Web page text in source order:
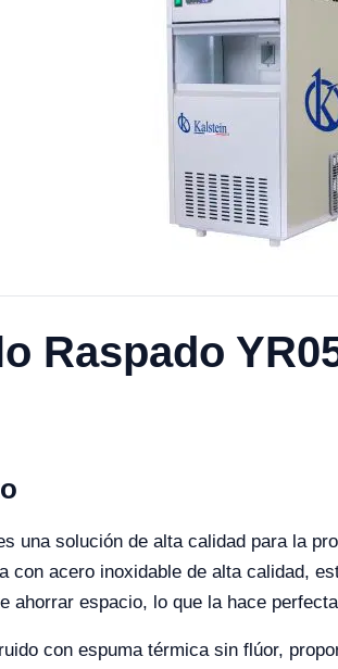
Raspado
una solución de alta calidad para la
con acero inoxidable de alta calidad,
ahorrar espacio, lo que la hace
con espuma térmica sin flúor,